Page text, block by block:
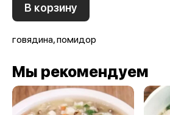
В корзину
говядина, помидор
Мы рекомендуем